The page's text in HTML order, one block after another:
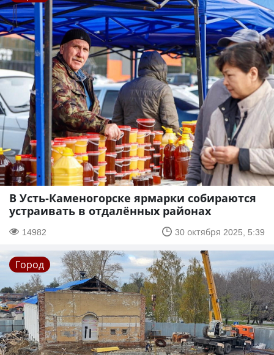
В Усть-Каменогорске ярмарки собираются
устраивать в отдалённых районах
14982 30 октября 2025, 5:39
Город